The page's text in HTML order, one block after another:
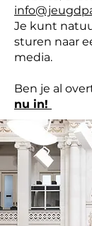
Je kunt
sturen naar
media.
Ben je al
nu in!